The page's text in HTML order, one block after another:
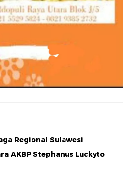
Regional Sulawesi
AKBP Stephanus Luckyto